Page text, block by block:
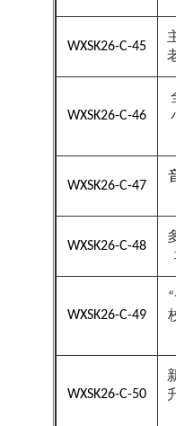
WXSK26-C-45
WXSK26-C-46
WXSK26-C-47
WXSK26-C-48
WXSK26-C-49
“
WXSK26-C-50